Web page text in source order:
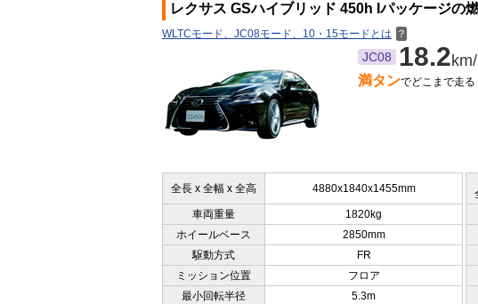
レクサス GSハイブリッド 450h Iパッケージの
WLTCモード、JC08モード、10・15モードとは ？
JC08 18.2
満タンでどこまで走
全長 x 全幅 x 全高 4880x1840x1455mm
車両重量 1820kg
ホイールベース
2850mm
駆動方式
FR
ミッション位置
フロア
最小回転半径
5.3m